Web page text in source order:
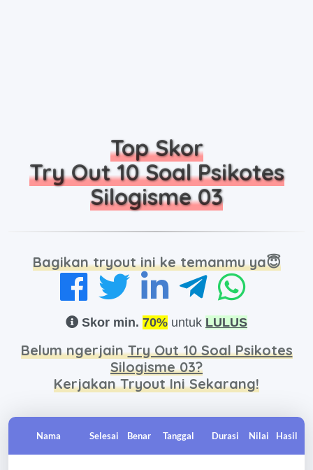
Top Skor
Try Out 10 Soal Psikotes
Silogisme 03
Bagikan tryout ini ke temanmu ya😇
Skor min. 70% untuk LULUS
Belum ngerjainTry Out 10 Soal Psikotes
Silogisme 03?
Kerjakan Tryout Ini Sekarang!
Nama Selesai Benar Tanggal Durasi Nilai Hasil